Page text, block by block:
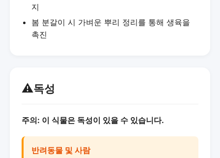
지
봄 분갈이 시 가벼운 뿌리 정리를 통해 생육을
촉진
⚠️독성
주의: 이 식물은 독성이 있을 수 있습니다.
반려동물 및 사람